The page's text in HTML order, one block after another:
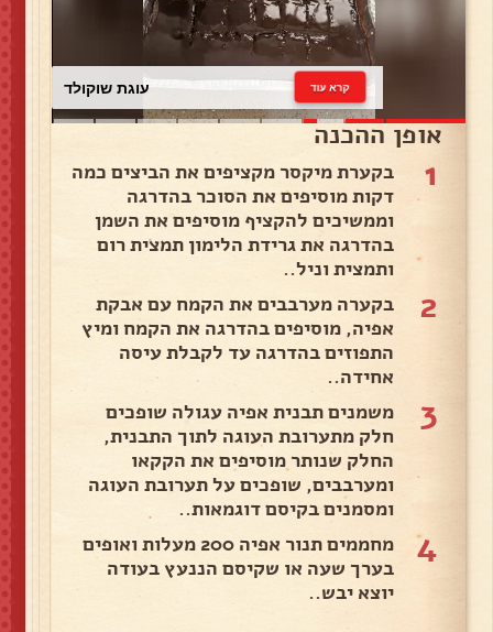
עוגת שוקולד קרא עוד
אופן ההכנה
1
בקערת מיקסר מקציפים את הביצים כמה
דקות מוסיפים את הסוכר בהדרגה
וממשיכים להקציף מוסיפים את השמן
בהדרגה את גרידת הלימון תמצית רום
ותמצית וניל..
2
בקערה מערבבים את הקמח עם אבקת
אפיה, מוסיפים בהדרגה את הקמח ומיץ
התפוזים בהדרגה עד לקבלת עיסה
אחידה..
3
משמנים תבנית אפיה עגולה שופכים
חלק מתערובת העוגה לתוך התבנית,
החלק שנותר מוסיפים את הקקאו
ומערבבים, שופכים על תערובת העוגה
ומסמנים בקיסם דוגמאות..
4
מחממים תנור אפיה 200 מעלות ואופים
בערך שעה או שקיסם הננעץ בעודה
יוצא יבש..